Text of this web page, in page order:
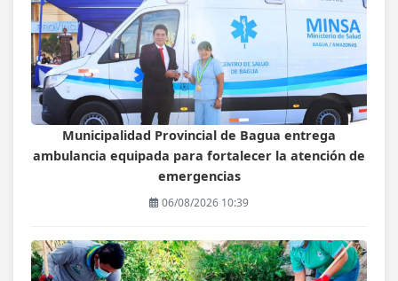
Municipalidad Provincial de Bagua entrega
ambulancia equipada para fortalecer la atención de
emergencias
06/08/2026 10:39